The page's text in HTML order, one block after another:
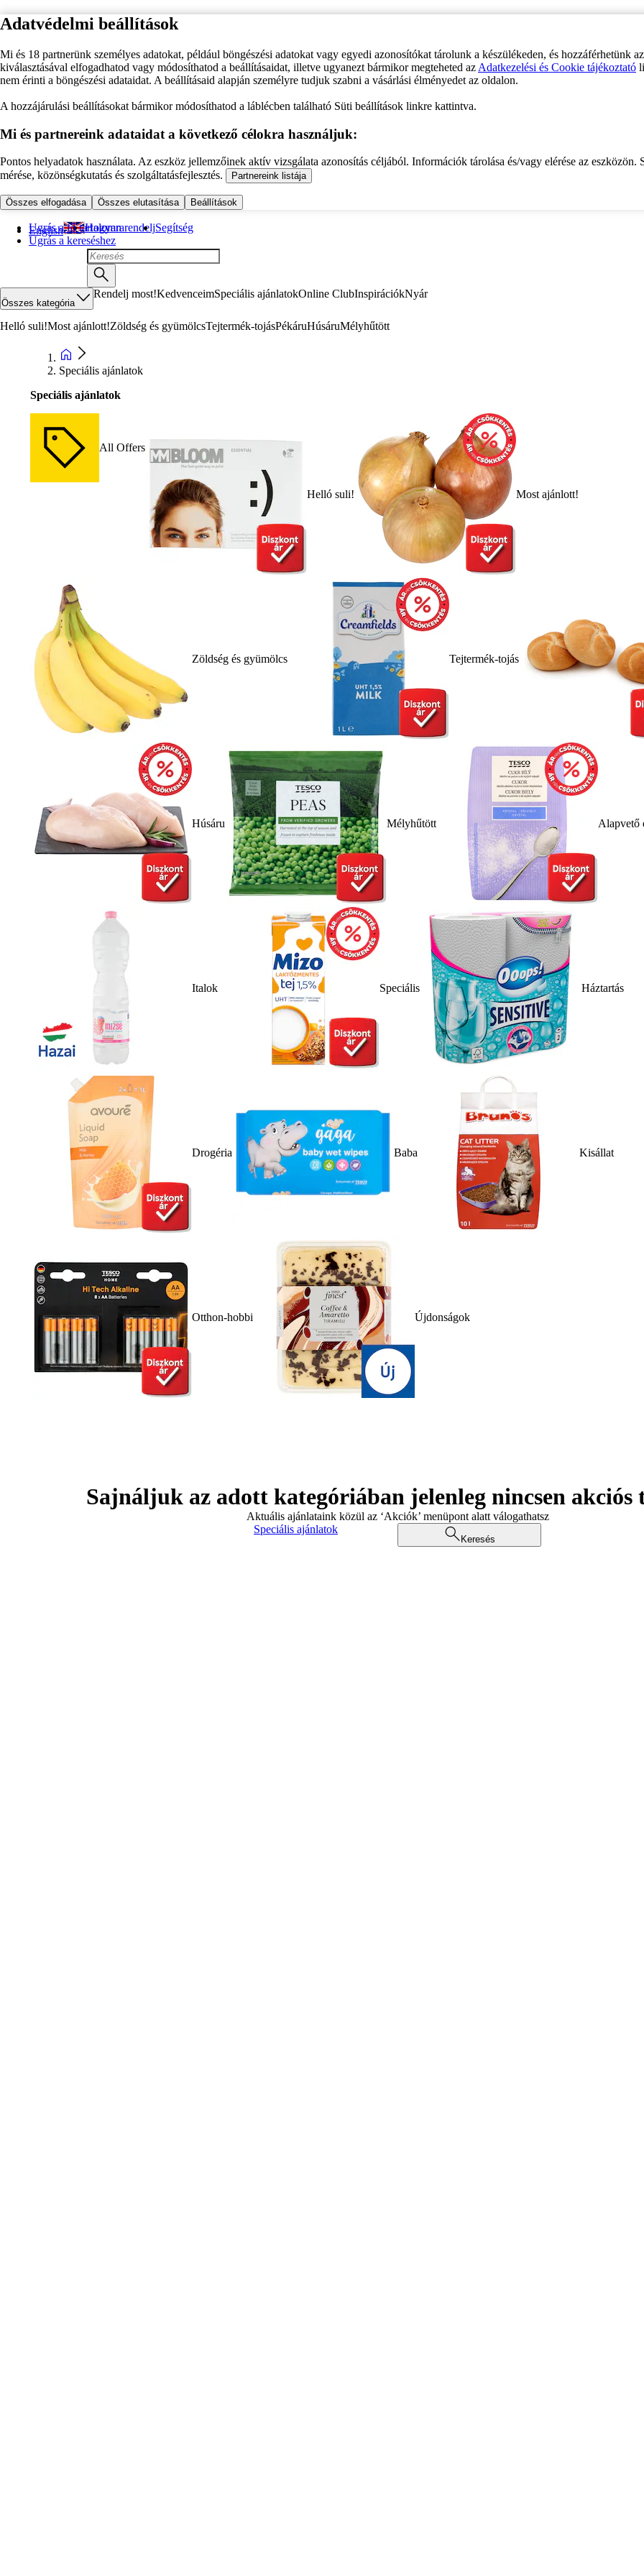
Adatvédelmi beállítások
Mi és 18 partnerünk személyes adatokat, például böngészési adatokat vagy egyedi azonosítókat tárolunk a készülékeden, és hozzáférhetünk
kiválasztásával elfogadhatod vagy módosíthatod a beállításaidat, illetve ugyanezt bármikor megteheted az Adatkezelési és Cookie tájékoztató
nem érinti a böngészési adataidat. A beállításaid alapján személyre tudjuk szabni a vásárlási élményedet az oldalon.
A hozzájárulási beállításokat bármikor módosíthatod a láblécben található Süti beállítások linkre kattintva.
Mi és partnereink adataidat a következő célokra használjuk:
Pontos helyadatok használata. Az eszköz jellemzőinek aktív vizsgálata azonosítás céljából. Információk tárolása és/vagy elérése az eszközön.
mérése, közönségkutatás és szolgáltatásfejlesztés.
Partnereink listája
Összes elfogadása Összes elutasítása Beállítások
Ugrás a fő tartalomra
Ugrás a kereséshez
English Hogyan rendeljSegítség
Összes kategória
Rendelj most!KedvenceimSpeciális ajánlatokOnline ClubInspirációkNyár
Helló suli!Most ajánlott!Zöldség és gyümölcsTejtermék-tojásPékáruHúsáruMélyhűtött
Speciális ajánlatok
Speciális ajánlatok
All Offers
Helló suli! Most ajánlott!
Zöldség és gyümölcs Tejtermék-tojás
Húsáru Mélyhűtött Alapvető
Italok Speciális Háztartás
Drogéria Baba Kisállat
Otthon-hobbi Újdonságok
Sajnáljuk az adott kategóriában jelenleg nincsen akciós
Aktuális ajánlataink közül az ‘Akciók’ menüpont alatt válogathatsz
Speciális ajánlatok
Keresés